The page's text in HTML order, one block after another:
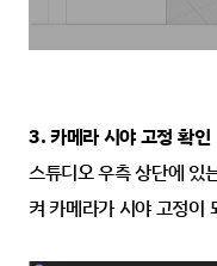
3. 카메라 시야 고정 확인
스튜디오 우측 상단에 있
켜 카메라가 시야 고정이